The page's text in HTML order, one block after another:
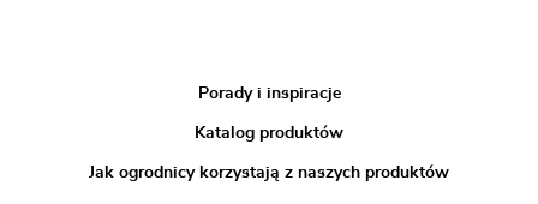
Porady i inspiracje
Katalog produktów
Jak ogrodnicy korzystają z naszych produktów